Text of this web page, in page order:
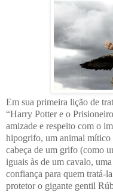
Em sua primeira lição de
“Harry Potter e o
amizade e respeito com o
hipogrifo, um animal mítico
cabeça de um grifo (como
iguais às de um cavalo,
confiança para quem tratá-
protetor o gigante gentil